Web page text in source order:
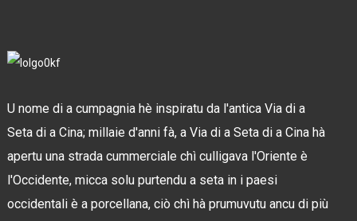
U nome di a cumpagnia hè inspiratu da l'antica Via di a
Seta di a Cina; millaie d'anni fà, a Via di a Seta di a Cina hà
apertu una strada cummerciale chì culligava l'Oriente è
l'Occidente, micca solu purtendu a seta in i paesi
occidentali è a porcellana, ciò chì hà prumuvutu ancu di più